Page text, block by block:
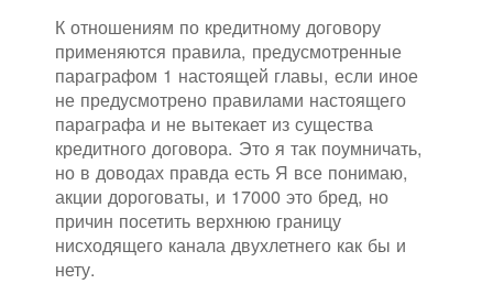
К отношениям по кредитному договору
применяются правила, предусмотренные
параграфом 1 настоящей главы, если иное
не предусмотрено правилами настоящего
параграфа и не вытекает из существа
кредитного договора. Это я так поумничать,
но в доводах правда есть Я все понимаю,
акции дороговаты, и 17000 это бред, но
причин посетить верхнюю границу
нисходящего канала двухлетнего как бы и
нету.